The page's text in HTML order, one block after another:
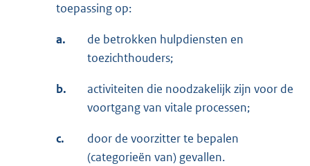
toepassing op:
a.
de betrokken hulpdiensten en
toezichthouders;
b.
activiteiten die noodzakelijk zijn voor de
voortgang van vitale processen;
c.
door de voorzitter te bepalen
(categorieën van) gevallen.